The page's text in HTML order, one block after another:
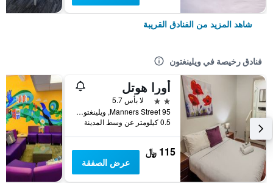
شاهد المزيد من الفنادق القريبة
فنادق رخيصة في ويلينغتون
أورا هوتل
2 نجمتين
لا بأس 5.7
95 Manners Street, ويلينغتون, نيوزيلندا
0.5 كيلومتر عن وسط المدينة
115 ﷼
عرض الصفقة